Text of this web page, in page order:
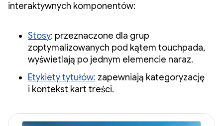
interaktywnych komponentów:
Stosy: przeznaczone dla grup
zoptymalizowanych pod kątem touchpada,
wyświetlają po jednym elemencie naraz.
Etykiety tytułów: zapewniają kategoryzację
i kontekst kart treści.